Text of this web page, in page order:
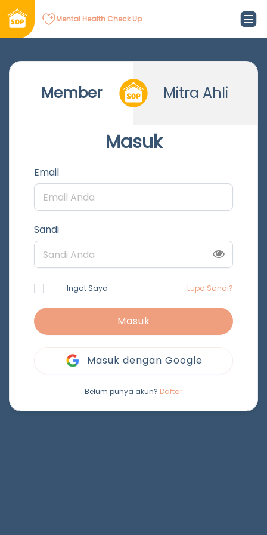
Mental Health Check Up
Member Mitra Ahli
Masuk
Email
Sandi
Ingat Saya Lupa Sandi?
Masuk
Masuk dengan Google
Belum punya akun? Daftar